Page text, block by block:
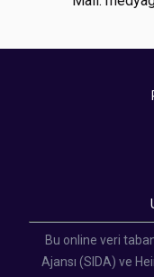
Bu online veri
Ajansı (SIDA) ve